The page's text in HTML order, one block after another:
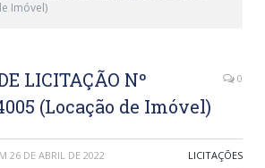
Imóvel)
LICITAÇÃO Nº
(Locação de Imóvel)
0
26 DE ABRIL DE 2022 LICITAÇÕES